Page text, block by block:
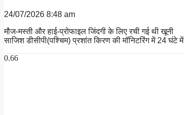
24/07/2026 8:48 am
मौज-मस्ती और हाई-प्रोफाइल जिंदगी के लिए रची गई थी खूनी
साजिश डीसीपी(पश्चिम) प्रशांत किरण की मॉनिटरिंग में 24 घंटे में